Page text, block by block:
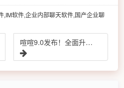
,IM软件,企业内部聊天软件,国产企业聊
喧喧9.0发布！全面升级音视频会议功能和技术框架，重新定义主题色，修复已知问题